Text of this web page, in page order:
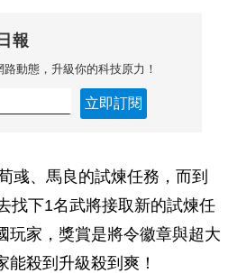
報
動態，升級你的科技原力！
立即訂閱
彧、馬良的試煉任務，而到
找下1名武將接取新的試煉任
玩家，獎賞是將令徽章與超大
殺到升級殺到爽！